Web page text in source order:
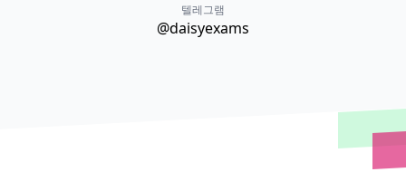
텔레그램
@daisyexams